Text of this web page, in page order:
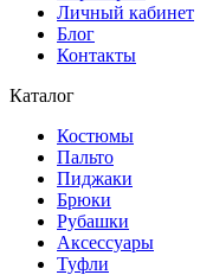
Личный кабинет
Блог
Контакты
Каталог
Костюмы
Пальто
Пиджаки
Брюки
Рубашки
Аксессуары
Туфли